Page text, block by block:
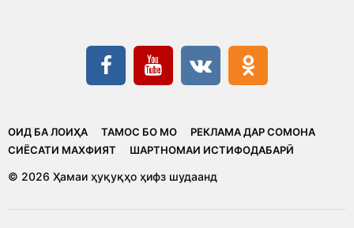
ОИД БА ЛОИҲА ТАМОС БО МО
РЕКЛАМА ДАР СОМОНА
CИЁСАТИ МАХФИЯТ
ШАРТНОМАИ ИСТИФОДАБАРӢ
© 2026 Ҳамаи ҳуқуқҳо ҳифз шудаанд